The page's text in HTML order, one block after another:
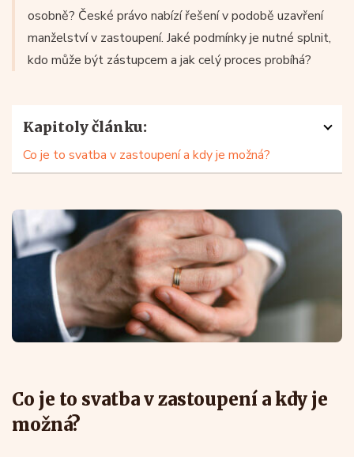
osobně? České právo nabízí řešení v podobě uzavření
manželství v zastoupení. Jaké podmínky je nutné splnit,
kdo může být zástupcem a jak celý proces probíhá?
Kapitoly článku:
Co je to svatba v zastoupení a kdy je možná?
Co je to svatba v zastoupení a kdy je
možná?